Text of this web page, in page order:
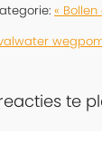
«
te